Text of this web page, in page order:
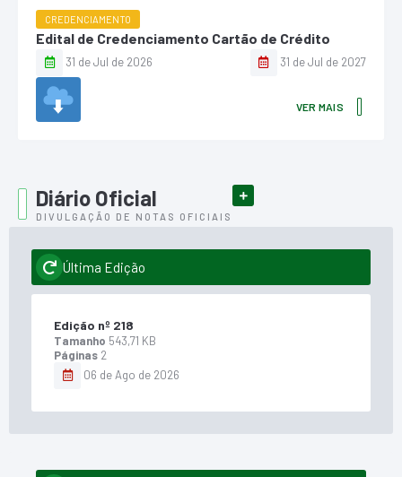
CREDENCIAMENTO
Edital de Credenciamento Cartão de Crédito
31 de Jul de 2026 31 de Jul de 2027
VER MAIS
Diário Oficial
DIVULGAÇÃO DE NOTAS OFICIAIS
Última Edição
Edição nº 218
Tamanho 543,71 KB
Páginas 2
06 de Ago de 2026